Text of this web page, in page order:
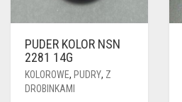
PUDER KOLOR NSN
2281 14G
KOLOROWE, PUDRY, Z
DROBINKAMI